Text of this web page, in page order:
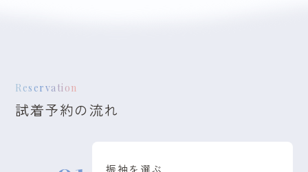
Reservation
試着予約の流れ
振袖を選ぶ